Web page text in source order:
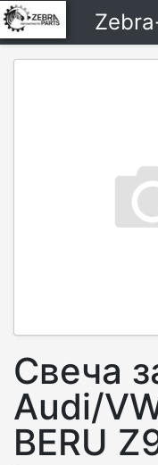
Свеча
Audi/
BERU